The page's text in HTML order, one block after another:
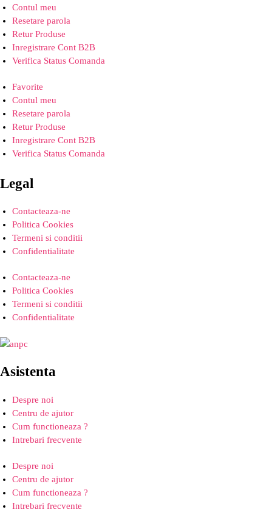
Contul meu
Resetare parola
Retur Produse
Inregistrare Cont B2B
Verifica Status Comanda
Favorite
Contul meu
Resetare parola
Retur Produse
Inregistrare Cont B2B
Verifica Status Comanda
Legal
Contacteaza-ne
Politica Cookies
Termeni si conditii
Confidentialitate
Contacteaza-ne
Politica Cookies
Termeni si conditii
Confidentialitate
Asistenta
Despre noi
Centru de ajutor
Cum functioneaza ?
Intrebari frecvente
Despre noi
Centru de ajutor
Cum functioneaza ?
Intrebari frecvente